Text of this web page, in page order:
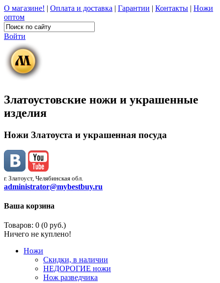
О магазине! | Оплата и доставка | Гарантии | Контакты | Ножи
оптом
Войти
Златоустовские ножи и украшенные
изделия
Ножи Златоуста и украшенная посуда
г. Златоуст, Челябинская обл.
administrator@mybestbuy.ru
Ваша корзина
Товаров: 0 (0 руб.)
Ничего не куплено!
Ножи
Скидки, в наличии
НЕДОРОГИЕ ножи
Нож разведчика